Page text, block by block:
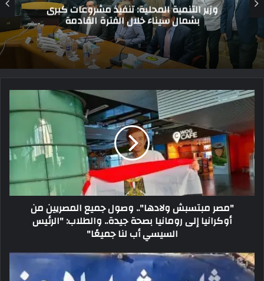
ميلاد القائد والمعلم المشير محمد عبد الحليم أبو
غزالة
"مصر مبتسبش ولادها".. وصول جميع المصريين من
أوكرانيا إلى رومانيا بصحة جيدة.. والطلاب: "الرئيس
السيسي أب لنا جميعًا"